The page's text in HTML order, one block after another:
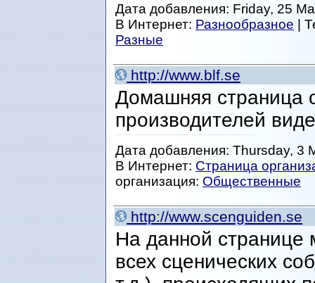
Дата добавления: Friday, 25
В Интернет: Разнообразное |
Разные
http://www.blf.se
Домашняя страница
производителей
Дата добавления: Thursday, 3
В Интернет: Страница
организация: Общественные
http://www.scenguiden.se
На данной
всех сценических